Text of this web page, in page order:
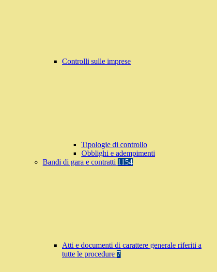
Controlli sulle imprese
Tipologie di controllo
Obblighi e adempimenti
Bandi di gara e contratti 1154
Atti e documenti di carattere generale riferiti a
tutte le procedure 7